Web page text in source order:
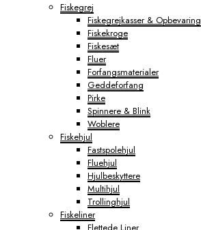
Fiskegrej
Fiskegrejkasser & Opbevaring
Fiskekroge
Fiskesæt
Fluer
Forfangsmaterialer
Geddeforfang
Pirke
Spinnere & Blink
Woblere
Fiskehjul
Fastspolehjul
Fluehjul
Hjulbeskyttere
Multihjul
Trollinghjul
Fiskeliner